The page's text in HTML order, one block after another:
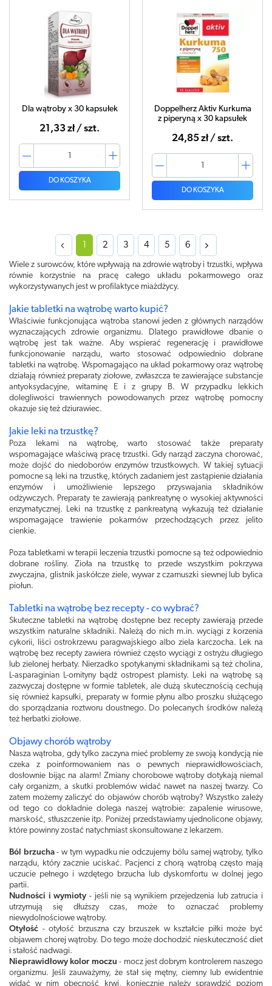
Dla wątroby x 30 kapsułek
21,33 zł / szt.
DO KOSZYKA
Doppelherz Aktiv Kurkuma
z piperyną x 30 kapsułek
24,85 zł / szt.
DO KOSZYKA
1 2 3 4 5 6
Wiele z surowców, które wpływają na zdrowie wątroby i trzustki, wpływa
równie korzystnie na pracę całego układu pokarmowego oraz
wykorzystywanych jest w profilaktyce miażdżycy.
Jakie tabletki na wątrobę warto kupić?
Właściwie funkcjonująca wątroba stanowi jeden z głównych narządów
wyznaczających zdrowie organizmu. Dlatego prawidłowe dbanie o
wątrobę jest tak ważne. Aby wspierać regenerację i prawidłowe
funkcjonowanie narządu, warto stosować odpowiednio dobrane
tabletki na wątrobę. Wspomagająco na układ pokarmowy oraz wątrobę
działają również preparaty ziołowe, zwłaszcza te zawierające substancje
antyoksydacyjne, witaminę E i z grupy B. W przypadku lekkich
dolegliwości trawiennych powodowanych przez wątrobę pomocny
okazuje się też dziurawiec.
Jakie leki na trzustkę?
Poza lekami na wątrobę, warto stosować także preparaty
wspomagające właściwą pracę trzustki. Gdy narząd zaczyna chorować,
może dojść do niedoborów enzymów trzustkowych. W takiej sytuacji
pomocne są leki na trzustkę, których zadaniem jest zastąpienie działania
enzymów i umożliwienie lepszego przyswajania składników
odżywczych. Preparaty te zawierają pankreatynę o wysokiej aktywności
enzymatycznej. Leki na trzustkę z pankreatyną wykazują też działanie
wspomagające trawienie pokarmów przechodzących przez jelito
cienkie.
Poza tabletkami w terapii leczenia trzustki pomocne są też odpowiednio
dobrane rośliny. Zioła na trzustkę to przede wszystkim pokrzywa
zwyczajna, glistnik jaskółcze ziele, wywar z czarnuszki siewnej lub bylica
piołun.
Tabletki na wątrobę bez recepty - co wybrać?
Skuteczne tabletki na wątrobę dostępne bez recepty zawierają przede
wszystkim naturalne składniki. Należą do nich m.in. wyciągi z korzenia
cykorii, liści ostrokrzewu paragwajskiego albo ziela karczocha. Lek na
wątrobę bez recepty zawiera również często wyciągi z ostryżu długiego
lub zielonej herbaty. Nierzadko spotykanymi składnikami są też cholina,
L-asparaginian L-ornityny bądź ostropest plamisty. Leki na wątrobę są
zazwyczaj dostępne w formie tabletek, ale dużą skutecznością cechują
się również kapsułki, preparaty w formie płynu albo proszku służącego
do sporządzania roztworu doustnego. Do polecanych środków należą
też herbatki ziołowe.
Objawy chorób wątroby
Nasza wątroba, gdy tylko zaczyna mieć problemy ze swoją kondycją nie
czeka z poinformowaniem nas o pewnych nieprawidłowościach,
dosłownie bijąc na alarm! Zmiany chorobowe wątroby dotykają niemal
cały organizm, a skutki problemów widać nawet na naszej twarzy. Co
zatem możemy zaliczyć do objawów chorób wątroby? Wszystko zależy
od tego co dokładnie dolega naszej wątrobie: zapalenie wirusowe,
marskość, stłuszczenie itp. Poniżej przedstawiamy ujednolicone objawy,
które powinny zostać natychmiast skonsultowane z lekarzem.
Ból brzucha- w tym wypadku nie odczujemy bólu samej wątroby, tylko
narządu, który zacznie uciskać. Pacjenci z chorą wątrobą często mają
uczucie pełnego i wzdętego brzucha lub dyskomfortu w dolnej jego
partii.
Nudności i wymioty - jeśli nie są wynikiem przejedzenia lub zatrucia i
utrzymują się dłuższy czas, może to oznaczać problemy
niewydolnościowe wątroby.
Otyłość - otyłość brzuszna czy brzuszek w kształcie piłki może być
objawem chorej wątroby. Do tego może dochodzić nieskuteczność diet
i stałość nadwagi.
Nieprawidłowy kolor moczu - mocz jest dobrym kontrolerem naszego
organizmu. Jeśli zauważymy, że stał się mętny, ciemny lub ewidentnie
widać w nim obecność krwi, koniecznie należy sprawdzić poziom